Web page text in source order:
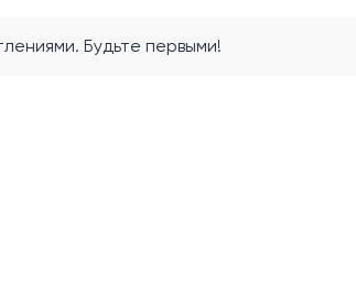
Будьте первыми!